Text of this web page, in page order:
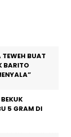
BUAT
BARITO
5 GRAM DI